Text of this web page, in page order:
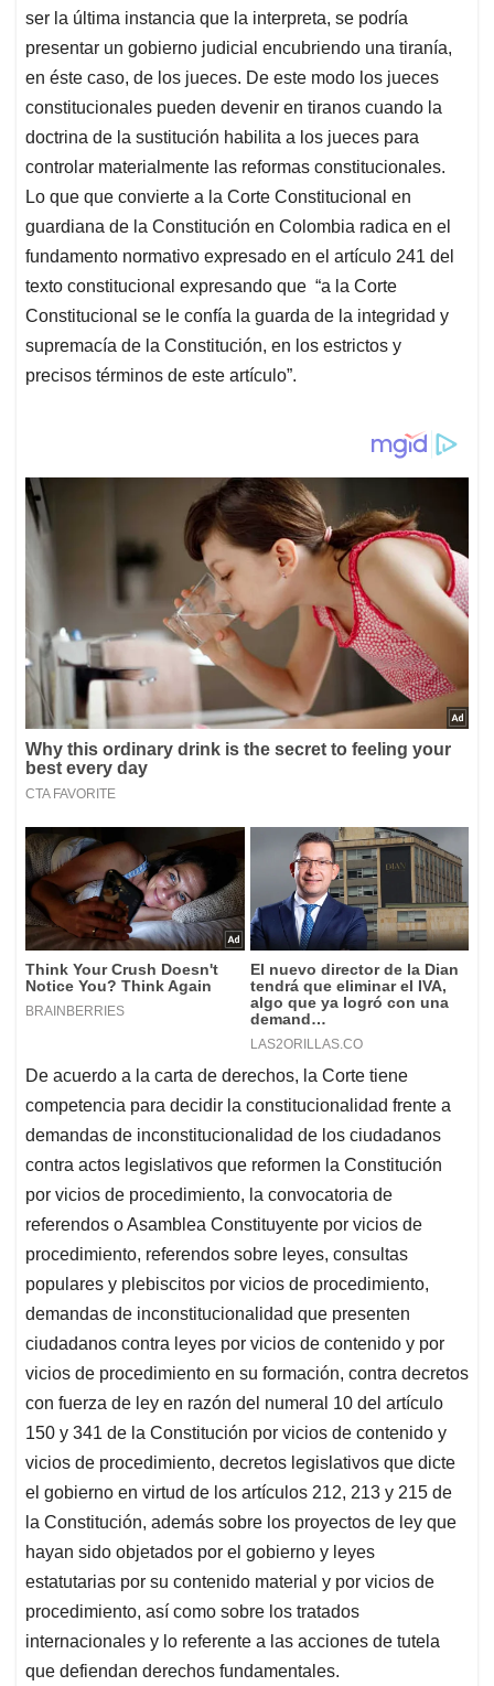
ser la última instancia que la interpreta, se podría
presentar un gobierno judicial encubriendo una tiranía,
en éste caso, de los jueces. De este modo los jueces
constitucionales pueden devenir en tiranos cuando la
doctrina de la sustitución habilita a los jueces para
controlar materialmente las reformas constitucionales.
Lo que que convierte a la Corte Constitucional en
guardiana de la Constitución en Colombia radica en el
fundamento normativo expresado en el artículo 241 del
texto constitucional expresando que “a la Corte
Constitucional se le confía la guarda de la integridad y
supremacía de la Constitución, en los estrictos y
precisos términos de este artículo”.
De acuerdo a la carta de derechos, la Corte tiene
competencia para decidir la constitucionalidad frente a
demandas de inconstitucionalidad de los ciudadanos
contra actos legislativos que reformen la Constitución
por vicios de procedimiento, la convocatoria de
referendos o Asamblea Constituyente por vicios de
procedimiento, referendos sobre leyes, consultas
populares y plebiscitos por vicios de procedimiento,
demandas de inconstitucionalidad que presenten
ciudadanos contra leyes por vicios de contenido y por
vicios de procedimiento en su formación, contra decretos
con fuerza de ley en razón del numeral 10 del artículo
150 y 341 de la Constitución por vicios de contenido y
vicios de procedimiento, decretos legislativos que dicte
el gobierno en virtud de los artículos 212, 213 y 215 de
la Constitución, además sobre los proyectos de ley que
hayan sido objetados por el gobierno y leyes
estatutarias por su contenido material y por vicios de
procedimiento, así como sobre los tratados
internacionales y lo referente a las acciones de tutela
que defiendan derechos fundamentales.